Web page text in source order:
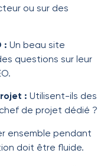
ou sur des
: Un beau site
questions sur leur
: Utilisent-ils des
de projet dédié ?
ensemble pendant
doit être fluide.